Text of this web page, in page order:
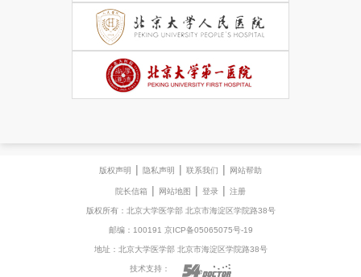
版权声明 | 隐私声明 | 联系我们 | 网站帮助
院长信箱 | 网站地图 | 登录 | 注册
版权所有：北京大学医学部 北京市海淀区学院路38号
邮编：100191 京ICP备05065075号-19
地址：北京大学医学部 北京市海淀区学院路38号
技术支持：